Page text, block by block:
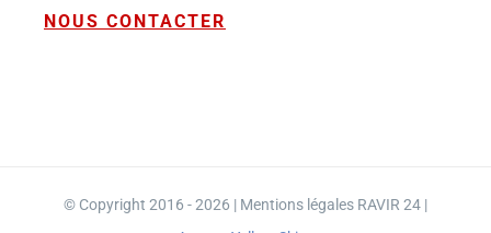
NOUS CONTACTER
© Copyright 2016 - 2026 | Mentions légales RAVIR 24 |